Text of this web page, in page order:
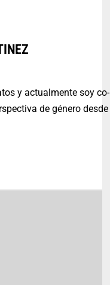
y actualmente soy
de género